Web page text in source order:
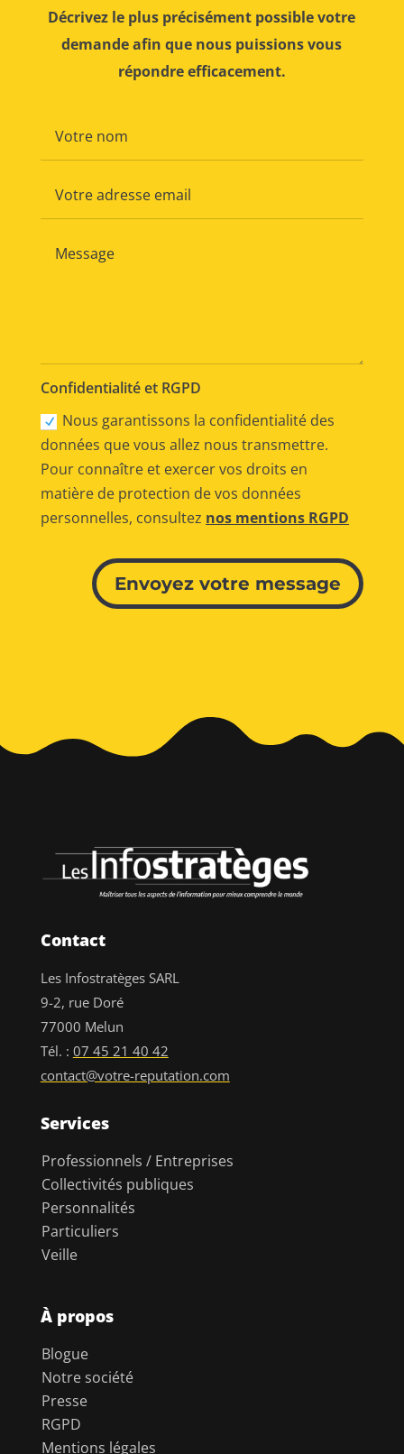
Décrivez le plus précisément possible votre
demande afin que nous puissions vous
répondre efficacement.
Confidentialité et RGPD
Nous garantissons la confidentialité des
données que vous allez nous transmettre.
Pour connaître et exercer vos droits en
matière de protection de vos données
personnelles, consultez nos mentions RGPD
Envoyez votre message
Contact
Les Infostratèges SARL
9-2, rue Doré
77000 Melun
Tél. : 07 45 21 40 42
contact@votre-reputation.com
Services
Professionnels / Entreprises
Collectivités publiques
Personnalités
Particuliers
Veille
À propos
Blogue
Notre société
Presse
RGPD
Mentions légales